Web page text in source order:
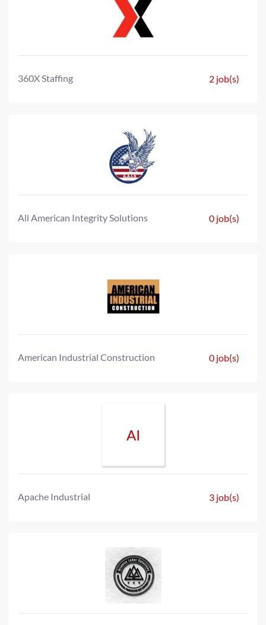
360X Staffing 2 job(s)
All American Integrity Solutions 0 job(s)
American Industrial Construction 0 job(s)
AI
Apache Industrial 3 job(s)